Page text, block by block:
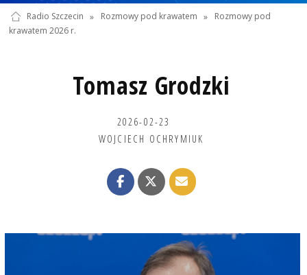
Radio Szczecin » Rozmowy pod krawatem »
Rozmowy pod
krawatem 2026 r.
Tomasz Grodzki
2026-02-23
WOJCIECH OCHRYMIUK